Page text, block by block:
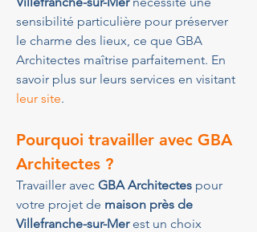
sensibilité particulière pour préserver
le charme des lieux, ce que GBA
Architectes maîtrise parfaitement. En
savoir plus sur leurs services en visitant
leur site.
Pourquoi travailler avec GBA
Architectes ?
Travailler avec GBA Architectes pour
votre projet de maison près de
Villefranche-sur-Mer est un choix